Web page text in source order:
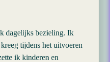
dagelijks bezieling. Ik
tijdens het uitvoeren
ik kinderen en